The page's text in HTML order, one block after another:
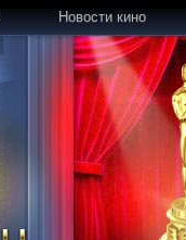
Новости кино